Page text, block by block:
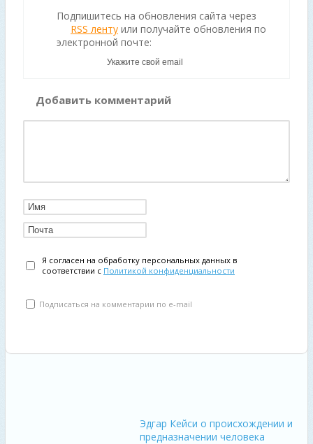
Подпишитесь на обновления сайта через
RSS ленту или получайте обновления по
электронной почте:
Добавить комментарий
Я согласен на обработку персональных данных в
соответствии с Политикой конфиденциальности
Подписаться на комментарии по e-mail
Эдгар Кейси о происхождении и
предназначении человека